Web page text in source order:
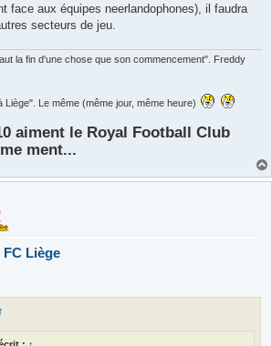
face aux équipes neerlandophones), il faudra
secteurs de jeu.
la fin d'une chose que son commencement". Freddy
Le même (même jour, même heure)
aiment le Royal Football Club
ment...
FC Liège
↑